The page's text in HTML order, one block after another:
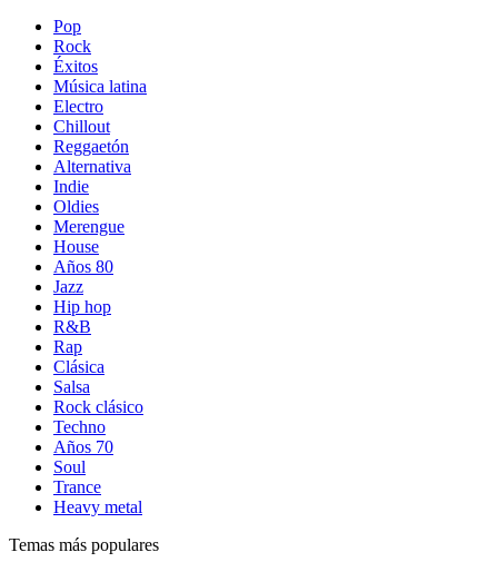
Pop
Rock
Éxitos
Música latina
Electro
Chillout
Reggaetón
Alternativa
Indie
Oldies
Merengue
House
Años 80
Jazz
Hip hop
R&B
Rap
Clásica
Salsa
Rock clásico
Techno
Años 70
Soul
Trance
Heavy metal
Temas más populares